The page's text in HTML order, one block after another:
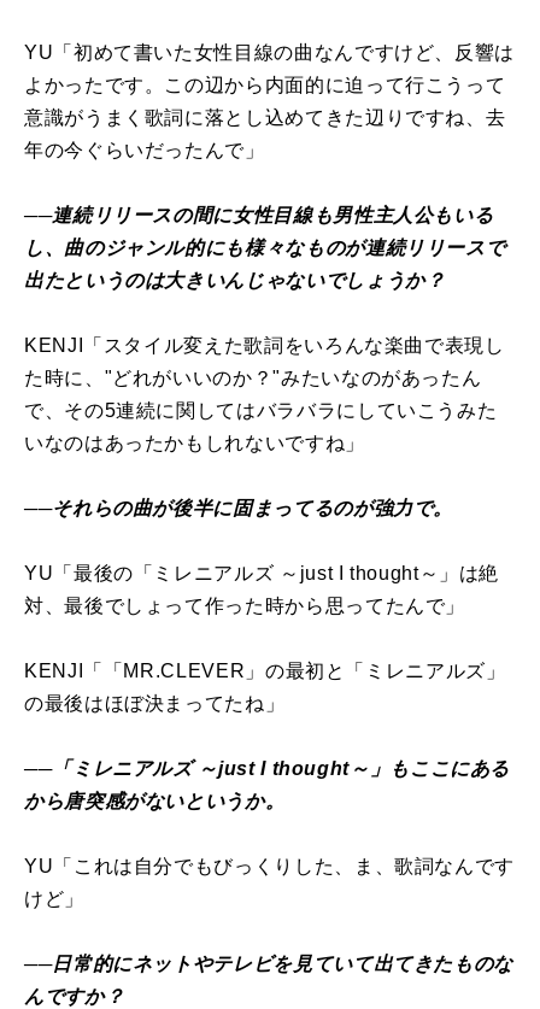
YU「初めて書いた女性目線の曲なんですけど、反響は
よかったです。この辺から内面的に迫って行こうって
意識がうまく歌詞に落とし込めてきた辺りですね、去
年の今ぐらいだったんで」
──連続リリースの間に女性目線も男性主人公もいる
し、曲のジャンル的にも様々なものが連続リリースで
出たというのは大きいんじゃないでしょうか？
KENJI「スタイル変えた歌詞をいろんな楽曲で表現し
た時に、"どれがいいのか？"みたいなのがあったん
で、その5連続に関してはバラバラにしていこうみた
いなのはあったかもしれないですね」
──それらの曲が後半に固まってるのが強力で。
YU「最後の「ミレニアルズ ～just I thought～」は絶
対、最後でしょって作った時から思ってたんで」
KENJI「「MR.CLEVER」の最初と「ミレニアルズ」
の最後はほぼ決まってたね」
──「ミレニアルズ ～just I thought～」もここにある
から唐突感がないというか。
YU「これは自分でもびっくりした、ま、歌詞なんです
けど」
──日常的にネットやテレビを見ていて出てきたものな
んですか？